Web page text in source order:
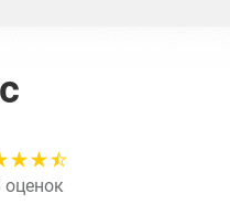
оценок